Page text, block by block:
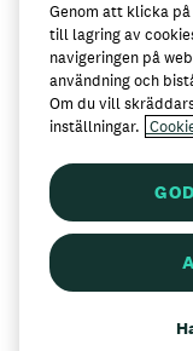
Här
Garant
Genom att klicka
till lagring av
navigeringen på
användning och
Om du vill
inställningar.